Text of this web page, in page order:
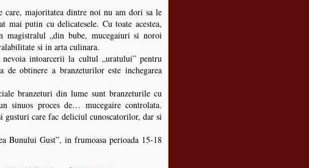
care, majoritatea dintre noi nu am dori sa le
mai putin cu delicatesele. Cu toate acestea,
magistralul „din bube, mucegaiuri si noroi
si in arta culinara.
intoarcerii la cultul „uratului” pentru
de obtinere a branzeturilor este inchegarea
branzeturi din lume sunt branzeturile cu
sinuos proces de… mucegaire controlata.
gusturi care fac deliciul cunoscatorilor, dar si
Bunului Gust”, in frumoasa perioada 15-18